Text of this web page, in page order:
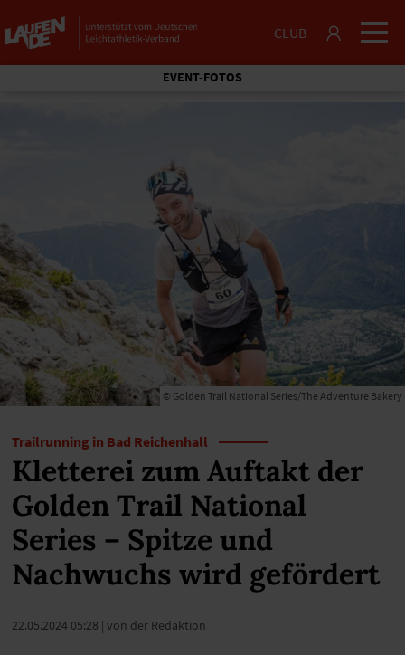
CLUB
EVENT-FOTOS
© Golden Trail National Series/The Adventure Bakery
Trailrunning in Bad Reichenhall
Kletterei zum Auftakt der
Golden Trail National
Series – Spitze und
Nachwuchs wird gefördert
22.05.2024 05:28 | von der Redaktion